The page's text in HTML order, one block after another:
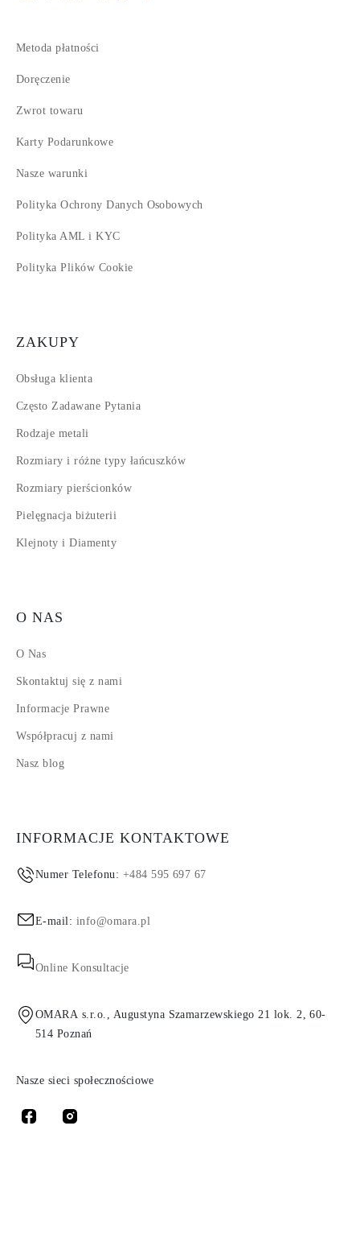
Metoda płatności
Doręczenie
Zwrot towaru
Karty Podarunkowe
Nasze warunki
Polityka Ochrony Danych Osobowych
Polityka AML i KYC
Polityka Plików Cookie
ZAKUPY
Obsługa klienta
Często Zadawane Pytania
Rodzaje metali
Rozmiary i różne typy łańcuszków
Rozmiary pierścionków
Pielęgnacja biżuterii
Klejnoty i Diamenty
O NAS
O Nas
Skontaktuj się z nami
Informacje Prawne
Współpracuj z nami
Nasz blog
INFORMACJE KONTAKTOWE
Numer Telefonu: +484 595 697 67
E-mail: info@omara.pl
Online Konsultacje
OMARA s.r.o., Augustyna Szamarzewskiego 21 lok. 2, 60-
514 Poznań
Nasze sieci społecznościowe